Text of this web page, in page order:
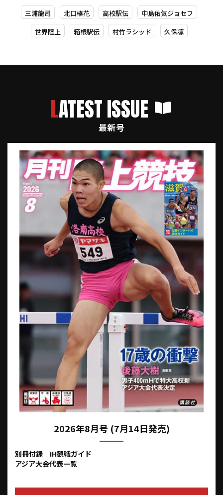
三浦龍司 北口榛花 高校駅伝 中島佑気ジョセフ
世界陸上 箱根駅伝 村竹ラシッド 久保凛
LATEST ISSUE
最新号
2026年8月号 (7月14日発売)
別冊付録 IH観戦ガイド
アジア大会代表一覧